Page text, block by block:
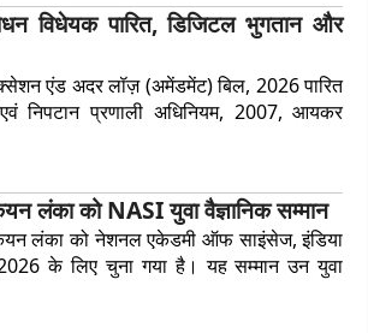
विधेयक पारित, डिजिटल भुगतान और
एंड अदर लॉज़ (अमेंडमेंट) बिल, 2026 पारित
निपटान प्रणाली अधिनियम, 2007, आयकर
लंका को NASI युवा वैज्ञानिक सम्मान
लंका को नेशनल एकेडमी ऑफ साइंसेज, इंडिया
के लिए चुना गया है। यह सम्मान उन युवा